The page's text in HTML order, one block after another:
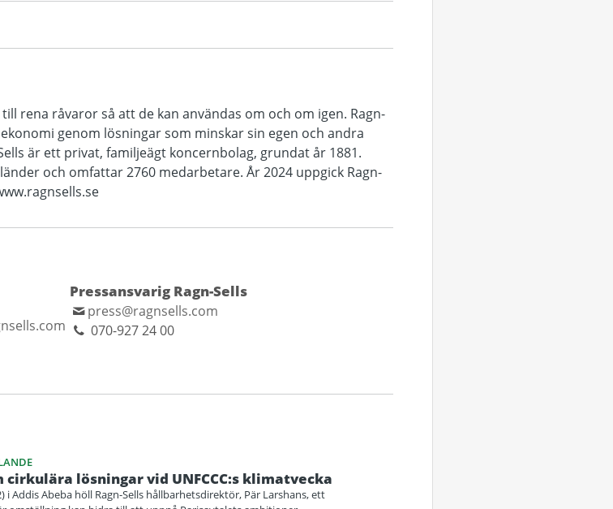
rena råvaror så att de kan användas om och om igen. Ragn-
genom lösningar som minskar sin egen och andra
är ett privat, familjeägt koncernbolag, grundat år 1881.
och omfattar 2760 medarbetare. År 2024 uppgick Ragn-
Pressansvarig Ragn-Sells
press@ragnsells.com
070-927 24 00
lösningar vid UNFCCC:s klimatvecka
i Addis Abeba höll Ragn-Sells hållbarhetsdirektör, Pär Larshans, ett